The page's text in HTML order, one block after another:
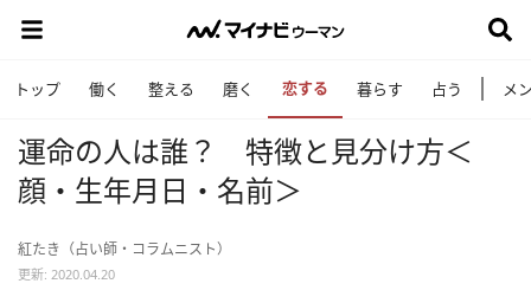
トップ 働く 整える 磨く 恋する 暮らす 占う メ
運命の人は誰？ 特徴と見分け方＜
顔・生年月日・名前＞
紅たき（占い師・コラムニスト）
更新: 2020.04.20